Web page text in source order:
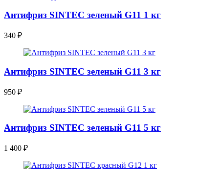
Антифриз SINTEC зеленый G11 1 кг
340 ₽
Антифриз SINTEC зеленый G11 3 кг
950 ₽
Антифриз SINTEC зеленый G11 5 кг
1 400 ₽